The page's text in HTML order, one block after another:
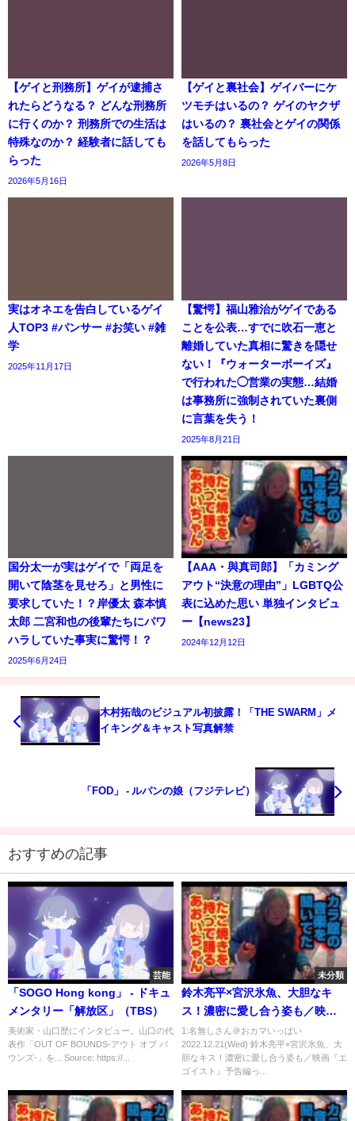
【ゲイと刑務所】ゲイが逮捕さ
れたらどうなる？ どんな刑務所
に行くのか？ 刑務所での生活は
特殊なのか？ 経験者に話しても
らった
2026年5月16日
【ゲイと裏社会】ゲイバーにケ
ツモチはいるの？ ゲイのヤクザ
はいるの？ 裏社会とゲイの関係
を話してもらった
2026年5月8日
実はオネエを告白しているゲイ
人TOP3 #パンサー #お笑い #雑
学
2025年11月17日
【驚愕】福山雅治がゲイである
ことを公表…すでに吹石一恵と
離婚していた真相に驚きを隠せ
ない！『ウォーターボーイズ』
で行われた◯営業の実態…結婚
は事務所に強制されていた裏側
に言葉を失う！
2025年8月21日
国分太一が実はゲイで「両足を
開いて陰茎を見せろ」と男性に
要求していた！？岸優太 森本慎
太郎 二宮和也の後輩たちにパワ
ハラしていた事実に驚愕！？
2025年6月24日
【AAA・與真司郎】「カミング
アウト“決意の理由”」LGBTQ公
表に込めた思い 単独インタビュ
ー【news23】
2024年12月12日
木村拓哉のビジュアル初披露！「THE SWARM」メ
イキング＆キャスト写真解禁
「FOD」 - ルパンの娘（フジテレビ）
おすすめの記事
芸能
「SOGO Hong kong」 - ドキュ
メンタリー「解放区」（TBS）
美術家・山口歴にインタビュー。山口の代
表作「OUT OF BOUNDS-アウト オブ バ
ウンズ-」を... Source: https://...
未分類
鈴木亮平×宮沢氷魚、大胆なキ
ス！濃密に愛し合う姿も／映画
『エゴイスト』予告編
1:名無しさん＠おカマいっぱい
2022.12.21(Wed) 鈴木亮平×宮沢氷魚、大
胆なキス！濃密に愛し合う姿も／映画『エ
ゴイスト』予告編っ...